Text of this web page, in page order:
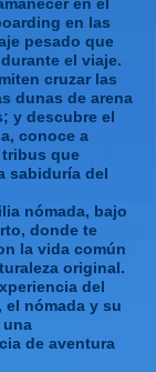
en las
pesado que
el viaje.
cruzar las
dunas de arena
y descubre el
conoce a
tribus que
sabiduría del
nómada, bajo
donde te
la vida común
original.
del
nómada y su
una
de aventura